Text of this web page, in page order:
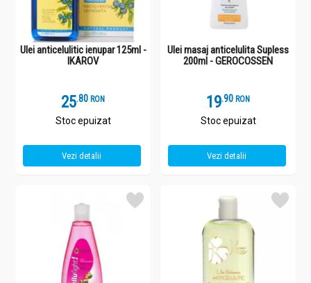
Ulei anticelulitic ienupar 125ml -
IKAROV
25.8 RON
Stoc epuizat
Vezi detalii
Ulei masaj anticelulita Supless
200ml - GEROCOSSEN
19.9 RON
Stoc epuizat
Vezi detalii